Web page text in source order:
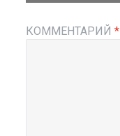
КОММЕНТАРИЙ*